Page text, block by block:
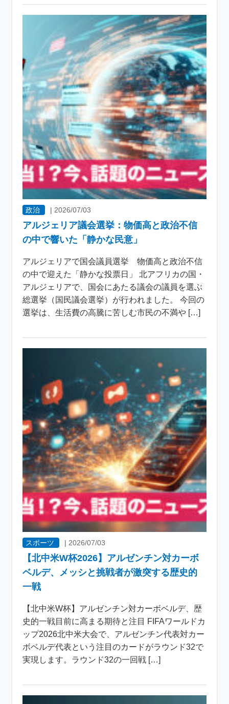
政治 | 2026/07/03
アルジェリア議会選挙：物価高と政治不信
の中で響いた「静かな民意」
アルジェリアで国会議員選挙 物価高と政治不信
の中で迎えた「静かな投票日」 北アフリカの国・
アルジェリアで、国会にあたる議会の議員を選ぶ
総選挙（国民議会選挙）が行われました。 今回の
選挙は、生活費の高騰に苦しむ市民の不満や […]
スポーツ | 2026/07/03
【北中米W杯2026】アルゼンチン対カーボ
ベルデ、メッシと挑戦者が激突する歴史的
一戦
【北中米W杯】アルゼンチン対カーボベルデ、歴
史的一戦目前に高まる期待と注目 FIFAワールドカ
ップ2026北中米大会で、アルゼンチン代表対カー
ボベルデ代表という注目のカードがラウンド32で
実現します。ラウンド32の一回戦 […]